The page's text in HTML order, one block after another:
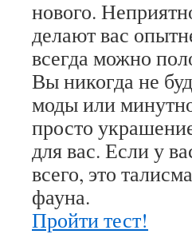
нового.
делают вас
всегда можно
Вы никогда не
моды или
просто
для вас. Если у
всего, это
фауна.
Пройти тест!